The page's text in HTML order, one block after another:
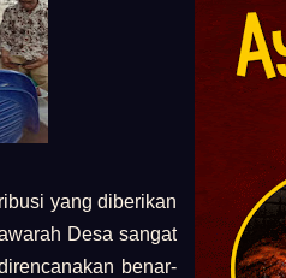
yang diberikan
Desa sangat
benar-